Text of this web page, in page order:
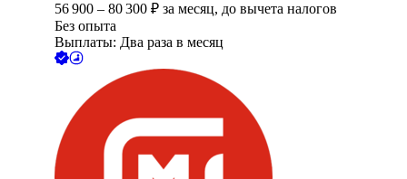
56 900 – 80 300 ₽ за месяц, до вычета налогов
Без опыта
Выплаты: Два раза в месяц